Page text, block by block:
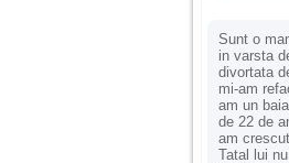
Sunt o
in varsta
divortata
mi-am
am un
de 22 de
am
Tatal lui